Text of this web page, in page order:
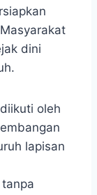
dini
oleh
lapisan